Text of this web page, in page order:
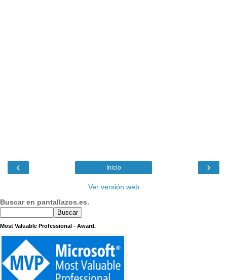
‹ ›
Inicio
Ver versión web
Buscar en pantallazos.es.
Most Valuable Professional - Award.